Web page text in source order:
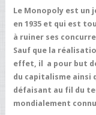
Le Monopolyest un
en 1935 et qui est
à ruiner ses
Sauf que la
effet, il a pour but
du capitalisme ainsi
défaisant au fil du
mondialement